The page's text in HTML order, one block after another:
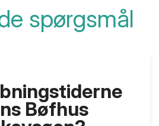
spørgsmål
Bøfhus